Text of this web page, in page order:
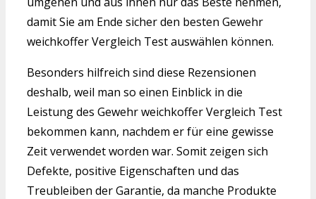
damit Sie am Ende sicher den besten Gewehr
weichkoffer Vergleich Test auswählen können.
Besonders hilfreich sind diese Rezensionen
deshalb, weil man so einen Einblick in die
Leistung des Gewehr weichkoffer Vergleich Test
bekommen kann, nachdem er für eine gewisse
Zeit verwendet worden war. Somit zeigen sich
Defekte, positive Eigenschaften und das
Treubleiben der Garantie, da manche Produkte